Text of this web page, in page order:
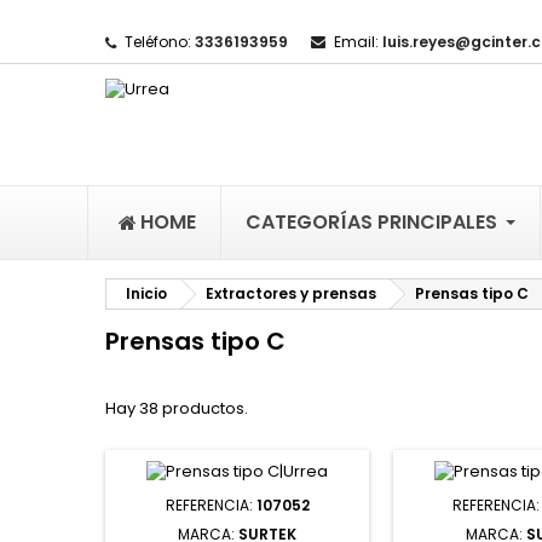
Teléfono: 3336193959 Email:
HOME CATEGORÍAS PRINCIPALES
Inicio Extractores y prensas Prensas tipo C
Prensas tipo C
Hay 38 productos.
REFERENCIA: 107052
MARCA: SURTEK
REFERENCIA:
MARCA: